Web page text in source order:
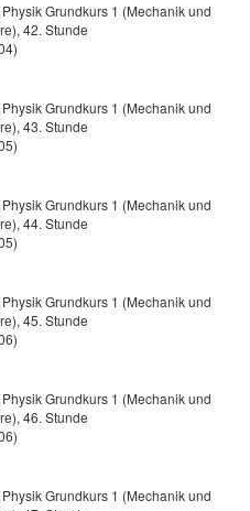
Grundkurs 1 (Mechanik und
42. Stunde
Grundkurs 1 (Mechanik und
43. Stunde
Grundkurs 1 (Mechanik und
44. Stunde
Grundkurs 1 (Mechanik und
45. Stunde
Grundkurs 1 (Mechanik und
46. Stunde
Grundkurs 1 (Mechanik und